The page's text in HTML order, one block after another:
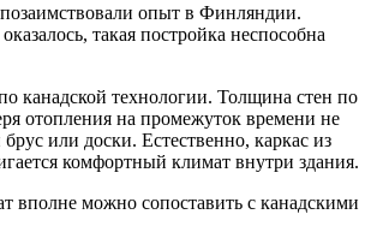
опыт в Финляндии.
такая постройка неспособна
канадской технологии. Толщина стен по
отопления на промежуток времени не
или доски. Естественно, каркас из
комфортный климат внутри здания.
вполне можно сопоставить с канадскими